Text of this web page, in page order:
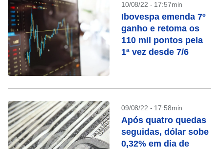
10/08/22 - 17:57min
Ibovespa emenda 7º
ganho e retoma os
110 mil pontos pela
1ª vez desde 7/6
09/08/22 - 17:58min
Após quatro quedas
seguidas, dólar sobe
0,32% em dia de